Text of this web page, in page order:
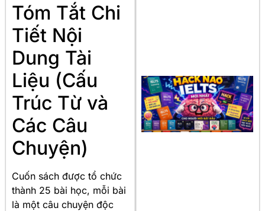
Tóm Tắt Chi
Tiết Nội
Dung Tài
Liệu (Cấu
Trúc Từ và
Các Câu
Chuyện)
Cuốn sách được tổ chức
thành 25 bài học, mỗi bài
là một câu chuyện độc